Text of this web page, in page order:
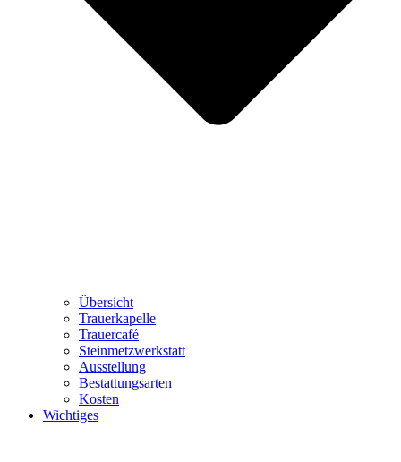
Übersicht
Trauerkapelle
Trauercafé
Steinmetzwerkstatt
Ausstellung
Bestattungsarten
Kosten
Wichtiges